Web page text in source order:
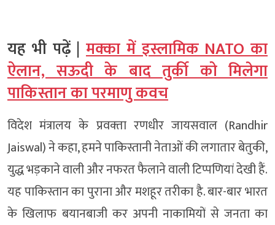
यह भी पढ़ें | मक्का में इस्लामिक NATO का
ऐलान, सऊदी के बाद तुर्की को मिलेगा
पाकिस्तान का परमाणु कवच
विदेश मंत्रालय के प्रवक्‍ता रणधीर जायसवाल (Randhir
Jaiswal) ने कहा, हमने पाकिस्तानी नेताओं की लगातार बेतुकी,
युद्ध भड़काने वाली और नफरत फैलाने वाली टिप्पणियां देखी हैं.
यह पाकिस्तान का पुराना और मशहूर तरीका है. बार-बार भारत
के खिलाफ बयानबाजी कर अपनी नाकामियों से जनता का